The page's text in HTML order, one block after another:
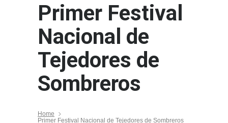
Primer Festival
Nacional de
Tejedores de
Sombreros
Home
Primer Festival Nacional de Tejedores de Sombreros